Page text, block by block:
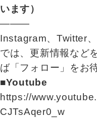
います）
―――
Instagram、Twitter
では、更新情報など
ば「フォロー」をお
■Youtube
https://
CJTsAqer0_w